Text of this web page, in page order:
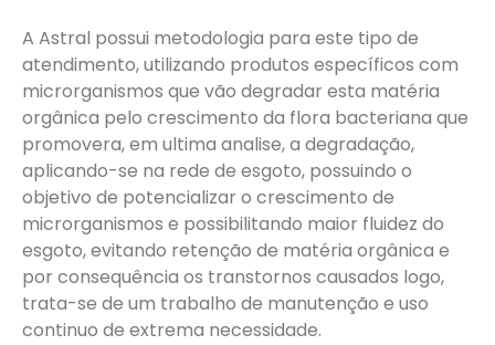
A Astral possui metodologia para este tipo de
atendimento, utilizando produtos específicos com
microrganismos que vão degradar esta matéria
orgânica pelo crescimento da flora bacteriana que
promovera, em ultima analise, a degradação,
aplicando-se na rede de esgoto, possuindo o
objetivo de potencializar o crescimento de
microrganismos e possibilitando maior fluidez do
esgoto, evitando retenção de matéria orgânica e
por consequência os transtornos causados logo,
trata-se de um trabalho de manutenção e uso
continuo de extrema necessidade.